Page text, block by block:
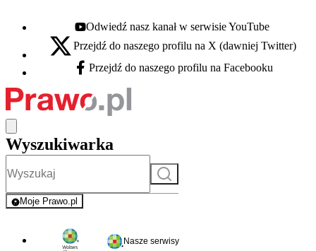
Youtube - otwiera się w nowej karcie
Odwiedź nasz kanał w serwisie YouTube
X - otwiera się w nowej karcie
Przejdź do naszego profilu na X (dawniej Twitter)
Facebook - otwiera się w nowej karcie
Przejdź do naszego profilu na Facebooku
Wyszukiwarka
Szukaj
Moje Prawo.pl
- rejestracja i logowanie do serwisu
Nasze serwisy